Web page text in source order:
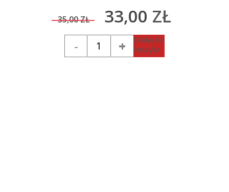
35,00ZŁ
Original
33,00 ZŁ
Current
Dodaj do
koszyka